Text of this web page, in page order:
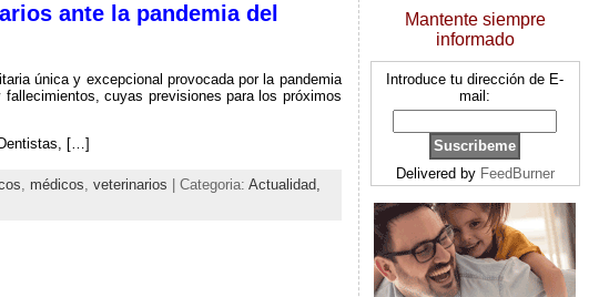
ante la pandemia del
única y excepcional provocada por la pandemia
cuyas previsiones para los próximos
[…]
médicos veterinarios | Categoria: Actualidad,
Mantente siempre
informado
Introduce tu dirección de E-
mail:
Delivered by FeedBurner